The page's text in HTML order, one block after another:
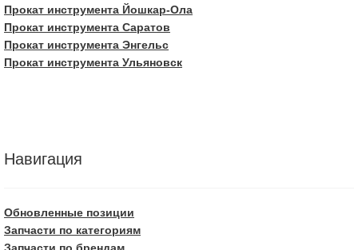
Прокат инструмента Йошкар-Ола
Прокат инструмента Саратов
Прокат инструмента Энгельс
Прокат инструмента Ульяновск
Навигация
Обновленные позиции
Запчасти по категориям